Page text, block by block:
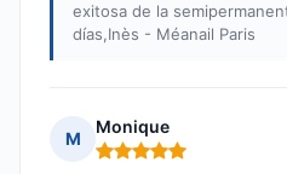
exitosa de la
días,Inès - Méanail Paris
M
Monique
Nota: 5 de 5